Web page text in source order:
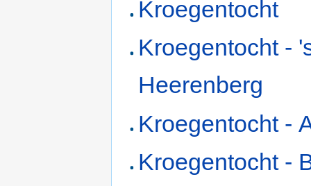
Kroegentocht
Kroegentocht -
Heerenberg
Kroegentocht -
Kroegentocht -